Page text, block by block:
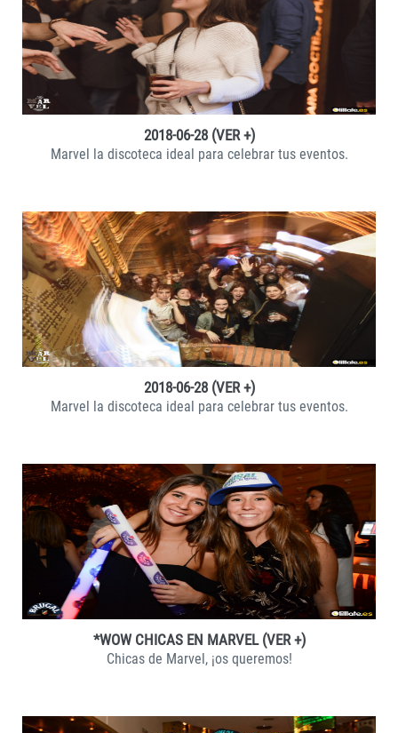
VER +
2018-06-28 (VER +)
Marvel la discoteca ideal para celebrar tus eventos.
VER +
2018-06-28 (VER +)
Marvel la discoteca ideal para celebrar tus eventos.
VER +
*WOW CHICAS EN MARVEL (VER +)
Chicas de Marvel, ¡os queremos!